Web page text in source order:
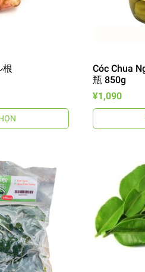
根
Cóc Chua
瓶 850g
¥1,090